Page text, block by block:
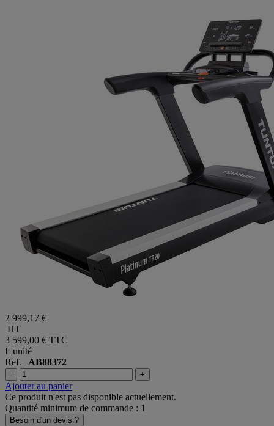
2 999,17 €
HT
3 599,00 € TTC
L'unité
Ref. AB88372
- +
Ajouter au panier
Ce produit n'est pas disponible actuellement.
Quantité minimum de commande : 1
Besoin d'un devis ?